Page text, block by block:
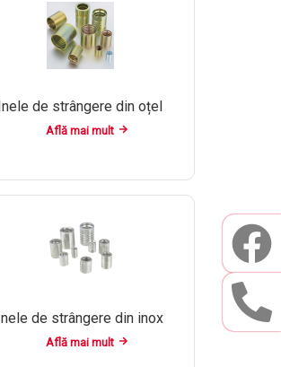
Inele de strângere din oțel
Află mai mult
Inele de strângere din inox
Află mai mult